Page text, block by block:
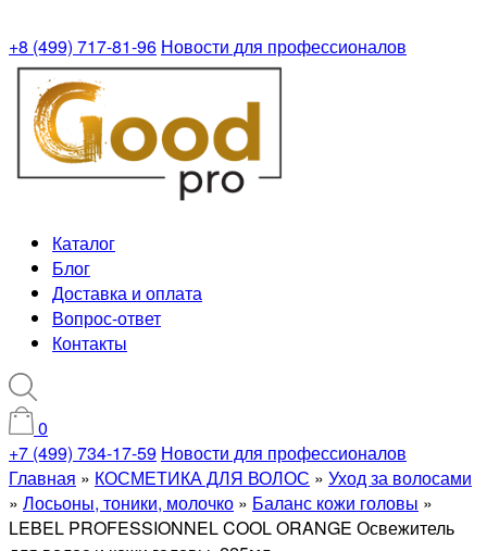
+8 (499) 717-81-96 Новости для профессионалов
Каталог
Блог
Доставка и оплата
Вопрос-ответ
Контакты
0
+7 (499) 734-17-59 Новости для профессионалов
Главная » КОСМЕТИКА ДЛЯ ВОЛОС » Уход за волосами
» Лосьоны, тоники, молочко » Баланс кожи головы »
LEBEL PROFESSIONNEL COOL ORANGE Освежитель